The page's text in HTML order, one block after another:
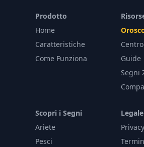
Prodotto
Home
Caratteristiche
Come Funziona
Guide
Segni
Scopri i Segni
Ariete
Pesci
Legale
Privacy